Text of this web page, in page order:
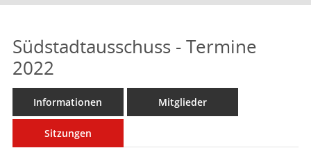
Südstadtausschuss - Termine
2022
Informationen Mitglieder
Sitzungen